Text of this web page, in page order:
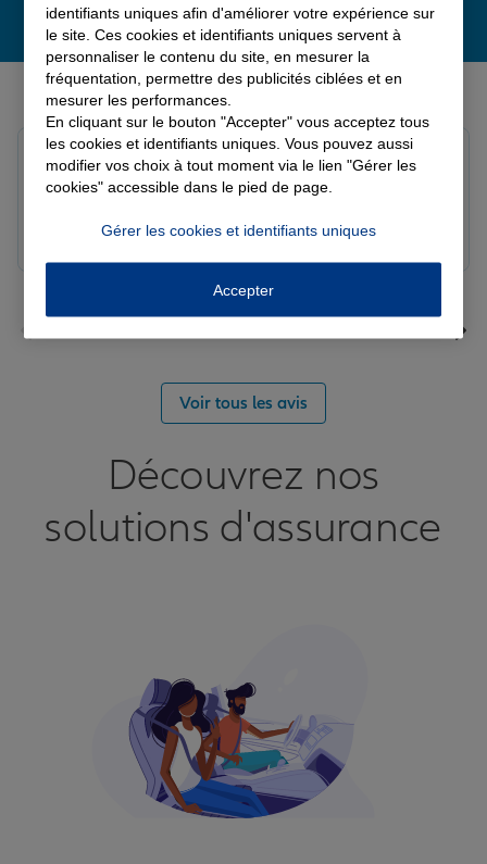
Derniers avis de nos agences Allianz
Note de 5 sur 5
Le 05/08/2026 - Agence FORT DE FRANCE
Yori A.
Voir tous les avis
Découvrez nos
solutions d'assurance
identifiants uniques afin d'améliorer votre expérience sur
le site. Ces cookies et identifiants uniques servent à
personnaliser le contenu du site, en mesurer la
fréquentation, permettre des publicités ciblées et en
mesurer les performances.
En cliquant sur le bouton "Accepter" vous acceptez tous
les cookies et identifiants uniques. Vous pouvez aussi
modifier vos choix à tout moment via le lien "Gérer les
cookies" accessible dans le pied de page.
Gérer les cookies et identifiants uniques
Accepter